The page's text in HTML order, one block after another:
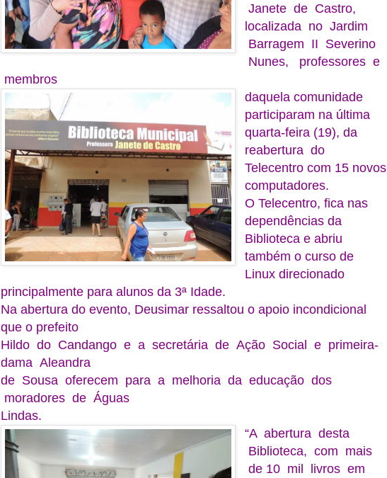
Janete de Castro,
localizada no Jardim
Barragem II Severino
Nunes, professores e
membros
daquela comunidade
participaram na última
quarta-feira (19), da
reabertura do
Telecentro com 15 novos
computadores.
O Telecentro, fica nas
dependências da
Biblioteca e abriu
também o curso de
Linux direcionado
principalmente para alunos da 3ª Idade.
Na abertura do evento, Deusimar ressaltou o apoio incondicional
que o prefeito
Hildo do Candango e a secretária de Ação Social e primeira-
dama Aleandra
de Sousa oferecem para a melhoria da educação dos
moradores de Águas
Lindas.
“A abertura desta
Biblioteca, com mais
de 10 mil livros em